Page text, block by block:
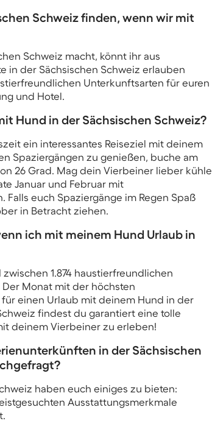
Schweiz finden, wenn wir mit
Schweiz macht, könnt ihr aus
in der Sächsischen Schweiz erlauben
Unterkunftsarten für euren
und Hotel.
Hund in der Sächsischen Schweiz?
ein interessantes Reiseziel mit deinem
Spaziergängen zu genießen, buche am
26 Grad. Mag dein Vierbeiner lieber kühle
Januar und Februar mit
euch Spaziergänge im Regen Spaß
in Betracht ziehen.
ich mit meinem Hund Urlaub in
1.874 haustierfreundlichen
Monat mit der höchsten
einen Urlaub mit deinem Hund in der
findest du garantiert eine tolle
deinem Vierbeiner zu erleben!
in der Sächsischen
haben euch einiges zu bieten:
Ausstattungsmerkmale